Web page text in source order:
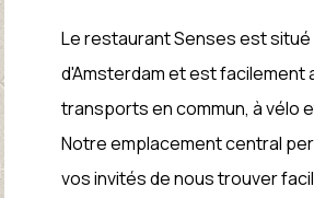
Le restaurant Senses est
d'Amsterdam et est facilement
transports en commun, à vélo
Notre emplacement central
vos invités de nous trouver